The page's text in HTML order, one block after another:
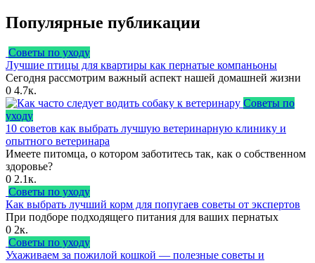
Популярные публикации
Советы по уходу
Лучшие птицы для квартиры как пернатые компаньоны
Сегодня рассмотрим важный аспект нашей домашней жизни
0 4.7к.
Советы по
уходу
10 советов как выбрать лучшую ветеринарную клинику и
опытного ветеринара
Имеете питомца, о котором заботитесь так, как о собственном
здоровье?
0 2.1к.
Советы по уходу
Как выбрать лучший корм для попугаев советы от экспертов
При подборе подходящего питания для ваших пернатых
0 2к.
Советы по уходу
Ухаживаем за пожилой кошкой — полезные советы и